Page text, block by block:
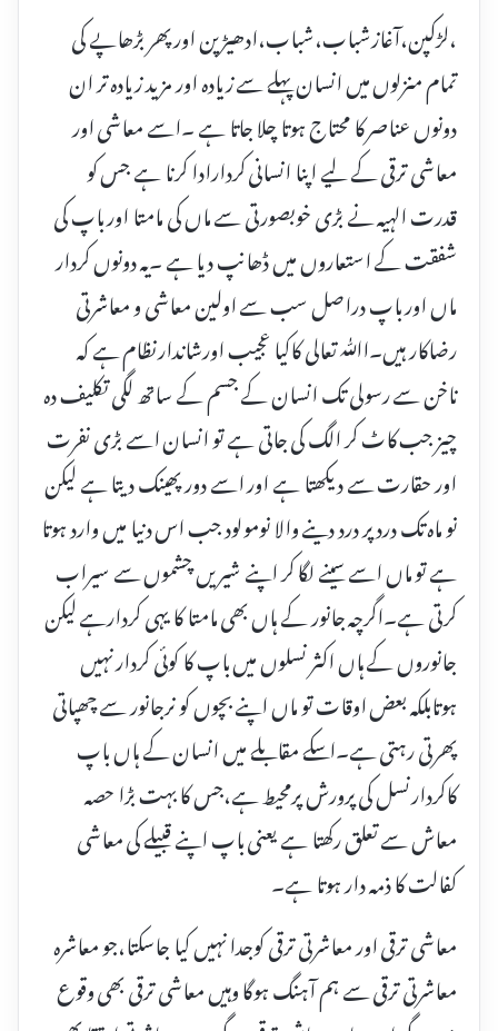
،لڑکپن،آغازشباب،شباب،ادھیڑپن اور پھر بڑھاپے کی
تمام منزلوں میں انسان پہلے سے زیادہ اور مزید زیادہ تر ان
دونوں عناصر کا محتاج ہوتا چلا جاتا ہے ۔اسے معاشی اور
معاشی ترقی کے لیے اپنا انسانی کردارادا کرنا ہے جس کو
قدرت الہیہ نے بڑی خوبصورتی سے ماں کی مامتا اور باپ کی
شفقت کے استعاروں میں ڈھانپ دیا ہے ۔یہ دونوں کردار
ماں اور باپ دراصل سب سے اولین معاشی و معاشرتی
رضاکار ہیں۔اﷲ تعالی کاکیا عجیب اورشاندارنظام ہے کہ
ناخن سے رسولی تک انسان کے جسم کے ساتھ لگی تکلیف دہ
چیز جب کاٹ کر الگ کی جاتی ہے تو انسان اسے بڑی نفرت
اور حقارت سے دیکھتا ہے اور اسے دور پھینک دیتا ہے لیکن
نو ماہ تک دردپر درد دینے والا نومولود جب اس دنیا میں وارد ہوتا
ہے تو ماں اسے سینے لگا کر اپنے شیریں چشموں سے سیراب
کرتی ہے۔اگرچہ جانور کے ہاں بھی مامتا کا یہی کردارہے لیکن
جانوروں کے ہاں اکثر نسلوں میں باپ کا کوئی کردار نہیں
ہوتابلکہ بعض اوقات تو ماں اپنے بچوں کو نرجانور سے چھپاتی
پھرتی رہتی ہے۔اسکے مقابلے میں انسان کے ہاں باپ
کاکردارنسل کی پرورش پرمحیط ہے،جس کا بہت بڑا حصہ
معاش سے تعلق رکھتا ہے یعنی باپ اپنے قبیلے کی معاشی
کفالت کا ذمہ دار ہوتا ہے۔
معاشی ترقی اور معاشرتی ترقی کوجدا نہیں کیا جاسکتا،جو معاشرہ
معاشرتی ترقی سے ہم آہنگ ہوگا وہیں معاشی ترقی بھی وقوع